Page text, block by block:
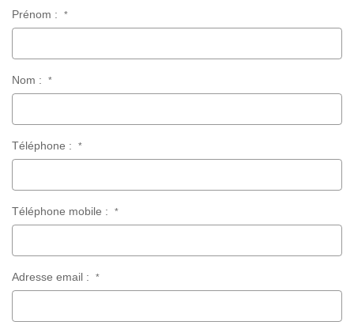
Prénom : *
Nom : *
Téléphone : *
Téléphone mobile : *
Adresse email : *